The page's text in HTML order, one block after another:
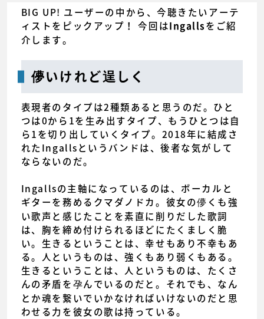
BIG UP! ユーザーの中から、今聴きたいアーテ
ィストをピックアップ！ 今回はIngallsをご紹
介します。
儚いけれど逞しく
表現者のタイプは2種類あると思うのだ。ひと
つは0から1を生み出すタイプ、もうひとつは自
ら1を切り出していくタイプ。2018年に結成さ
れたIngallsというバンドは、後者な気がして
ならないのだ。
Ingallsの主軸になっているのは、ボーカルと
ギターを務めるクマダノドカ。彼女の儚くも強
い歌声と感じたことを素直に削りだした歌詞
は、胸を締め付けられるほどにたくましく脆
い。生きるということは、幸せもあり不幸もあ
る。人というものは、強くもあり弱くもある。
生きるということは、人というものは、たくさ
んの矛盾を孕んでいるのだと。それでも、なん
とか魂を繋いでいかなければいけないのだと思
わせる力を彼女の歌は持っている。